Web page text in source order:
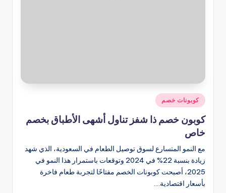
نُشر
في
كوبونات خصم
كوبون خصم ذا شفز تناول أشهى الأطباق بخصم
خاص
مع النمو المتسارع لسوق توصيل الطعام في السعودية، الذي شهد
زيادة بنسبة 22% في 2024 وتوقعات باستمرار هذا النمو في
2025، أصبحت كوبونات الخصم مفتاحًا لتجربة طعام فاخرة
بأسعار اقتصادية.…